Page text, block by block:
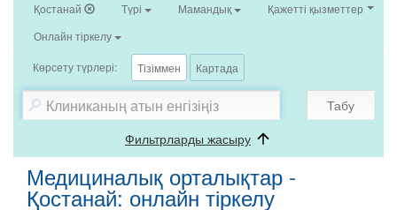
Қостанай Түрі Мамандық
Қажетті қызметтер
Онлайн тіркелу
Көрсету түрлері: Тізіммен Картада
Табу
Фильтрларды жасыру
Медициналық орталықтар -
Қостанай: онлайн тіркелу